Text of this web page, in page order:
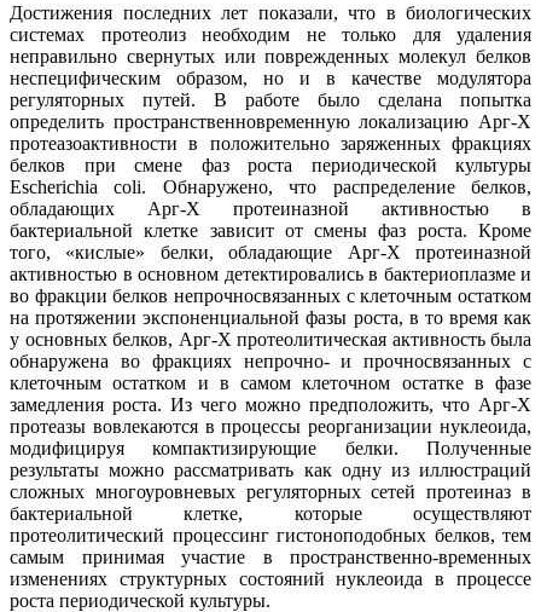
Достижения последних лет показали, что в биологических
системах протеолиз необходим не только для удаления
неправильно свернутых или поврежденных молекул белков
неспецифическим образом, но и в качестве модулятора
регуляторных путей. В работе было сделана попытка
определить пространственновременную локализацию Арг-Х
протеазоактивности в положительно заряженных фракциях
белков при смене фаз роста периодической культуры
Escherichia coli. Обнаружено, что распределение белков,
обладающих Арг-Х протеиназной активностью в
бактериальной клетке зависит от смены фаз роста. Кроме
того, «кислые» белки, обладающие Арг-Х протеиназной
активностью в основном детектировались в бактериоплазме и
во фракции белков непрочносвязанных с клеточным остатком
на протяжении экспоненциальной фазы роста, в то время как
у основных белков, Арг-Х протеолитическая активность была
обнаружена во фракциях непрочно- и прочносвязанных с
клеточным остатком и в самом клеточном остатке в фазе
замедления роста. Из чего можно предположить, что Арг-Х
протеазы вовлекаются в процессы реорганизации нуклеоида,
модифицируя компактизирующие белки. Полученные
результаты можно рассматривать как одну из иллюстраций
сложных многоуровневых регуляторных сетей протеиназ в
бактериальной клетке, которые осуществляют
протеолитический процессинг гистоноподобных белков, тем
самым принимая участие в пространственно-временных
изменениях структурных состояний нуклеоида в процессе
роста периодической культуры.